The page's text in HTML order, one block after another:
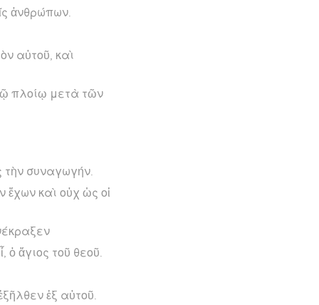
ἀνθρώπων.
αὐτοῦ, καὶ
πλοίῳ μετὰ τῶν
τὴν συναγωγήν.
ἔχων καὶ οὐχ ὡς οἱ
ὁ ἅγιος τοῦ θεοῦ.
ἐξ αὐτοῦ.